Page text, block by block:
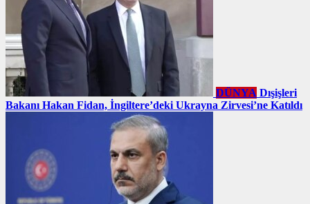
DÜNYA Dışişleri
Bakanı Hakan Fidan, İngiltere’deki Ukrayna Zirvesi’ne Katıldı